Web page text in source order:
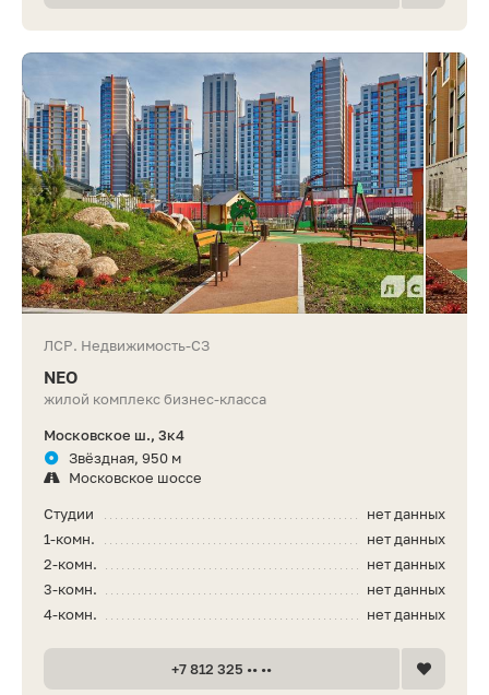
ЛСР. Недвижимость-СЗ
NEO
жилой комплекс бизнес-класса
Московское ш., 3к4
Звёздная, 950 м
Московское шоссе
нет данных
Студии
нет данных
1-комн.
нет данных
2-комн.
нет данных
3-комн.
нет данных
4-комн.
+7 812 325 •• ••